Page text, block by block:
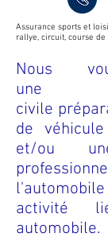
Assurance sports et
rallye, circuit, course de
Nous
une
civile
de
et/ou
activité
automobile.